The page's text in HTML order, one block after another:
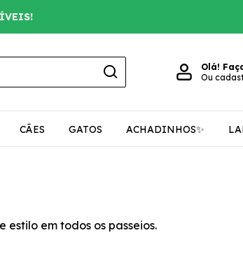
Olá!
Ou
CÃES GATOS ACHADINHOS✨
em todos os passeios.